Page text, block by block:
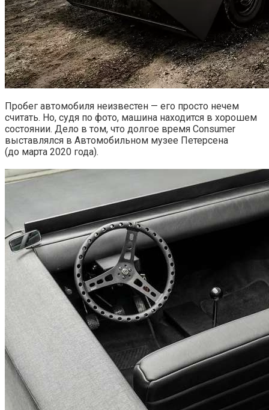
Пробег автомобиля неизвестен — его просто нечем
считать. Но, судя по фото, машина находится в хорошем
состоянии. Дело в том, что долгое время Consumer
выставлялся в Автомобильном музее Петерсена
(до марта 2020 года).